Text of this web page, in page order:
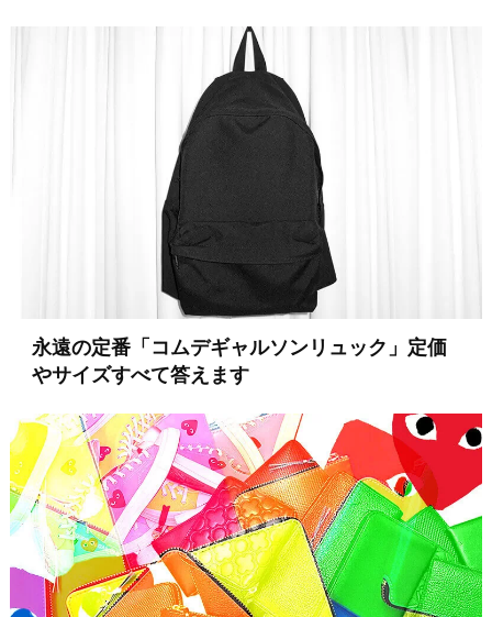
永遠の定番「コムデギャルソンリュック」定価
やサイズすべて答えます